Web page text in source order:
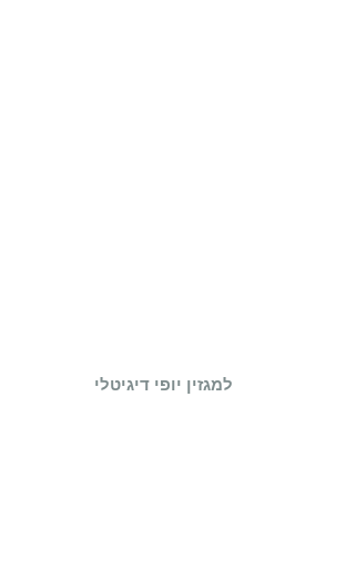
למגזין יופי דיגיטלי